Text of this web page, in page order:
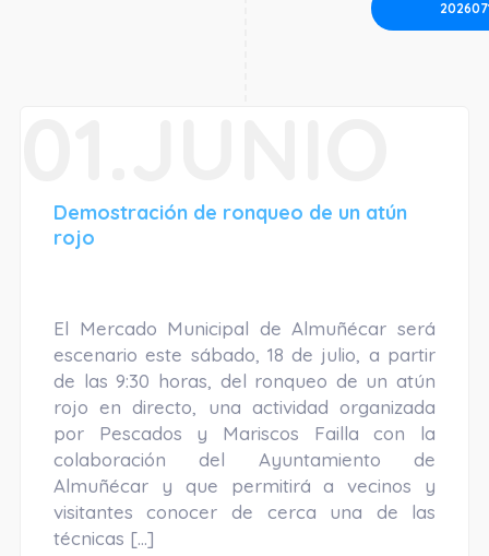
Demostración de ronqueo de un atún
rojo
El Mercado Municipal de Almuñécar será
escenario este sábado, 18 de julio, a partir
de las 9:30 horas, del ronqueo de un atún
rojo en directo, una actividad organizada
por Pescados y Mariscos Failla con la
colaboración del Ayuntamiento de
Almuñécar y que permitirá a vecinos y
visitantes conocer de cerca una de las
técnicas […]